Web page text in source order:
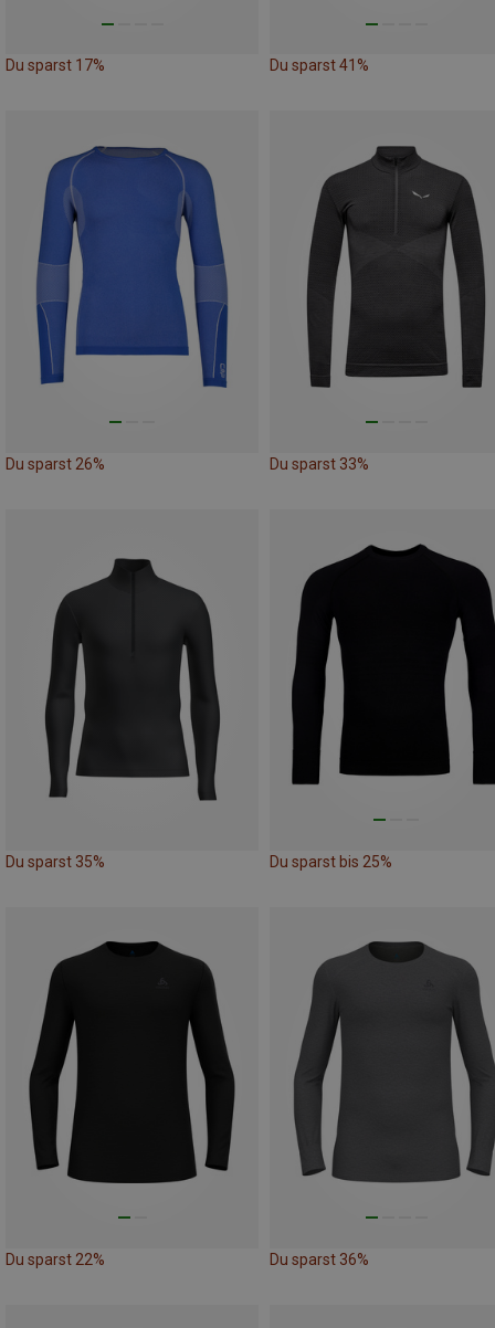
Du sparst 17% Du sparst 41%
Du sparst 26% Du sparst 33%
Du sparst 35% Du sparst bis 25%
Du sparst 22% Du sparst 36%